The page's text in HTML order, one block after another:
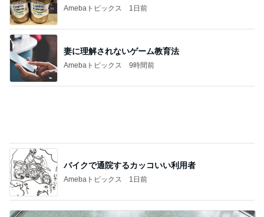
Amebaトピックス 1日前
妻に理解されないゲーム教育法
Amebaトピックス 9時間前
バイクで通院するカッコいい利用者
Amebaトピックス 1日前